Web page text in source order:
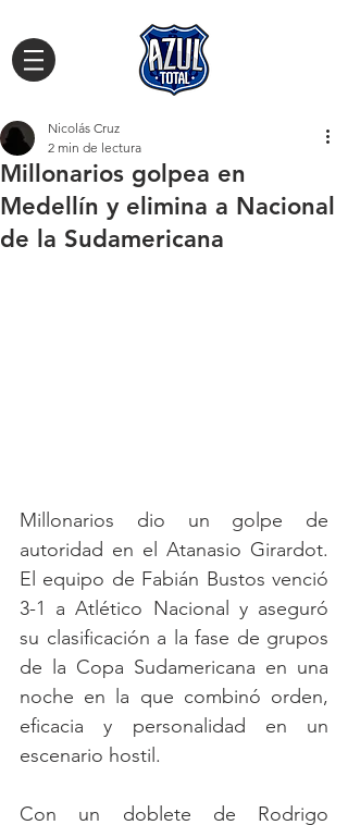
Millonarios golpea en
Medellín y elimina a Nacional
de la Sudamericana
Nicolás Cruz
2 min de lectura
Millonarios dio un golpe de
autoridad en el Atanasio Girardot.
El equipo de Fabián Bustos venció
3-1 a Atlético Nacional y aseguró
su clasificación a la fase de grupos
de la Copa Sudamericana en una
noche en la que combinó orden,
eficacia y personalidad en un
escenario hostil.
Con un doblete de Rodrigo